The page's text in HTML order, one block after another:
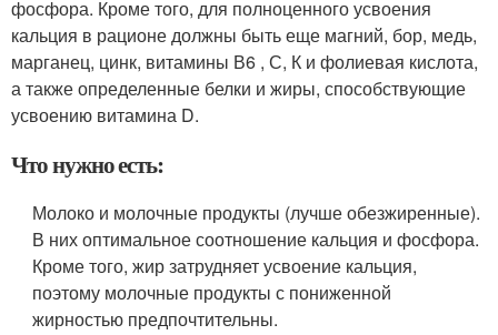
фосфора. Кроме того, для полноценного усвоения
кальция в рационе должны быть еще магний, бор, медь,
марганец, цинк, витамины В6 , С, К и фолиевая кислота,
а также определенные белки и жиры, способствующие
усвоению витамина D.
Что нужно есть:
Молоко и молочные продукты (лучше обезжиренные).
В них оптимальное соотношение кальция и фосфора.
Кроме того, жир затрудняет усвоение кальция,
поэтому молочные продукты с пониженной
жирностью предпочтительны.